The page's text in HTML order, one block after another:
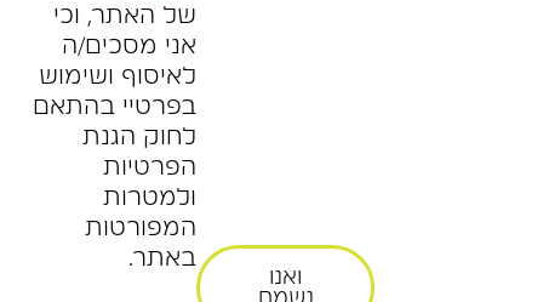
ואנו
של האתר, וכי
אני מסכים/ה
לאיסוף ושימוש
בפרטיי בהתאם
לחוק הגנת
הפרטיות
ולמטרות
המפורטות
באתר.